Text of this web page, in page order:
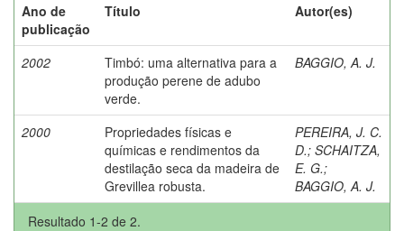
Ano de
publicação
Título Autor(es)
2002
Timbó: uma alternativa para a
produção perene de adubo
verde.
BAGGIO, A. J.
2000
Propriedades físicas e
químicas e rendimentos da
destilação seca da madeira de
Grevillea robusta.
PEREIRA, J. C.
D.; SCHAITZA,
E. G.;
BAGGIO, A. J.
Resultado 1-2 de 2.